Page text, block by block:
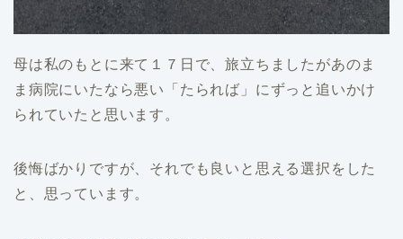
母は私のもとに来て１７日で、旅立ちましたがあのま
ま病院にいたなら悪い「たられば」にずっと追いかけ
られていたと思います。
後悔ばかりですが、それでも良いと思える選択をした
と、思っています。